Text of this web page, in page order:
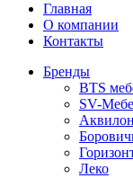
Главная
О компании
Контакты
Бренды
BTS
SV-
Аквилон
Леко